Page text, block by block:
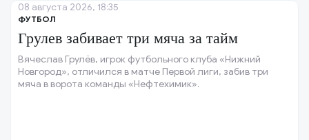
ФУТБОЛ
Грулев забивает три мяча за тайм
Вячеслав Грулёв, игрок футбольного клуба «Нижний
Новгород», отличился в матче Первой лиги, забив три
мяча в ворота команды «Нефтехимик».
08 августа 2026, 18:35